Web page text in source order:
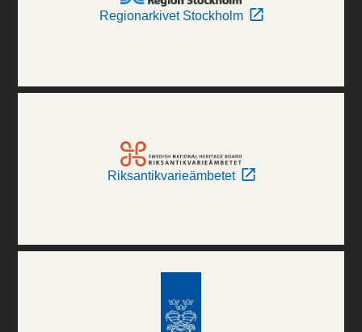
Regionarkivet Stockholm
Riksantikvarieämbetet